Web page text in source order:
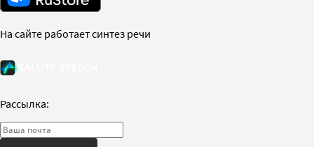
На сайте работает синтез речи
Рассылка: